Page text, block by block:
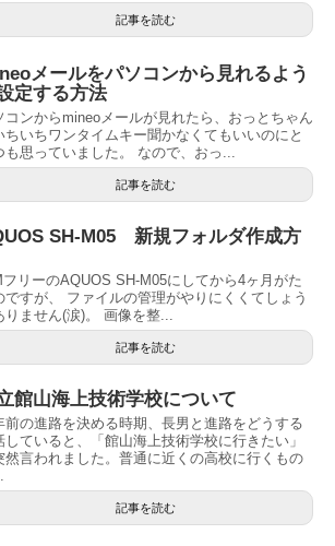
記事を読む
メールをパソコンから見れるよう
定する方法
コンからmineoメールが見れたら、おっとちゃん
ちいちワンタイムキー聞かなくてもいいのにと
も思っていました。 なので、おっ...
記事を読む
SH-M05 新規フォルダ作成方
リーのAQUOS SH-M05にしてから4ヶ月がた
ですが、 ファイルの管理がやりにくくてしょう
りません(涙)。 画像を整...
記事を読む
館山海上技術学校について
前の進路を決める時期、長男と進路をどうする
していると、「館山海上技術学校に行きたい」
然言われました。普通に近くの高校に行くもの
記事を読む